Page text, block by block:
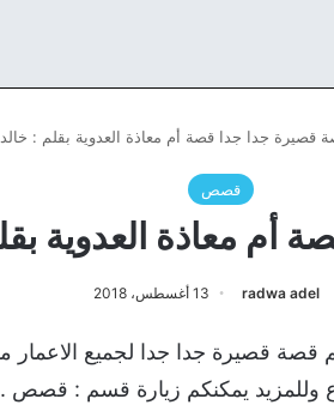
قصيرة جدا جدا قصة أم معاذة العدوية بقلم :
قصص
أم معاذة العدوية
radwa adel 13 أغسطس، 2018
قصيرة جدا جدا لجميع الاعمار
وللمزيد يمكنكم زيارة قسم : قصص .